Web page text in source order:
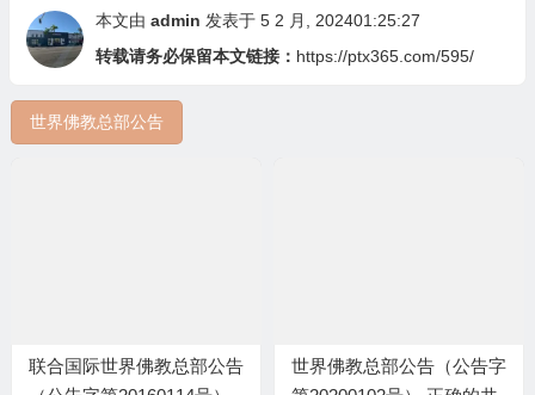
本文由 admin 发表于 5 2 月, 202401:25:27
转载请务必保留本文链接： https://ptx365.com/595/
世界佛教总部公告
联合国际世界佛教总部公告
世界佛教总部公告（公告字